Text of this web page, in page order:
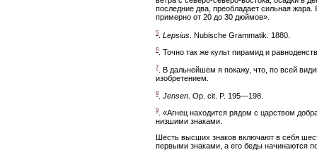
последние два, преобладает сильная
примерно от 20 до 30 дюймов».
5 Lepsius . Nubische Grammatik. 1880.
6 . Точно так же культ пирамид и
7
. В дальнейшем я покажу, что, по всей
изобретением.
8 Jensen . Op. cit. P. 195—198.
9
. «Агнец находится рядом с царством
низшими знаками.
Шесть высших знаков включают в себя
первыми знаками, а его беды начинаются